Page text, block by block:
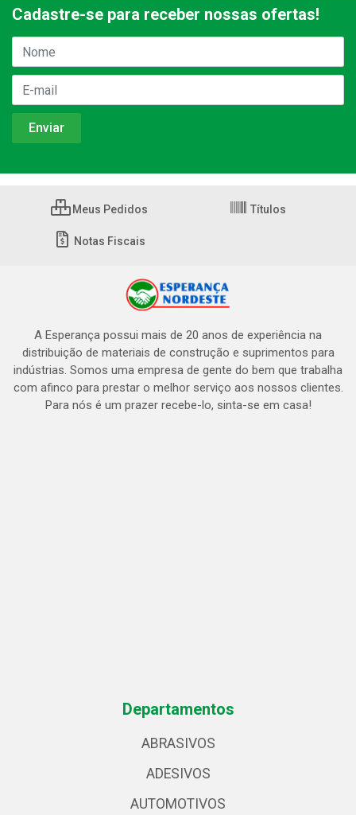
Cadastre-se para receber nossas ofertas!
Meus Pedidos Títulos
Notas Fiscais
A Esperança possui mais de 20 anos de experiência na
distribuição de materiais de construção e suprimentos para
indústrias. Somos uma empresa de gente do bem que trabalha
com afinco para prestar o melhor serviço aos nossos clientes.
Para nós é um prazer recebe-lo, sinta-se em casa!
Departamentos
ABRASIVOS
ADESIVOS
AUTOMOTIVOS